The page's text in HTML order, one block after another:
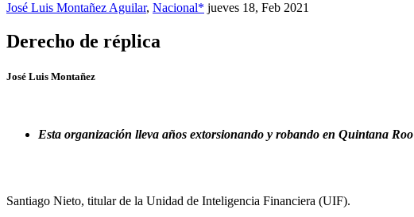
José Luis Montañez Aguilar, Nacional* jueves 18, Feb 2021
Derecho de réplica
José Luis Montañez
Esta organización lleva años extorsionando y robando en Quintana Roo
Santiago Nieto, titular de la Unidad de Inteligencia Financiera (UIF).